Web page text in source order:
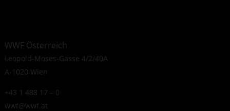
WWF Österreich
Leopold-Moses-Gasse 4/2/40A
A-1020 Wien
+43 1 488 17 – 0
wwf@wwf.at